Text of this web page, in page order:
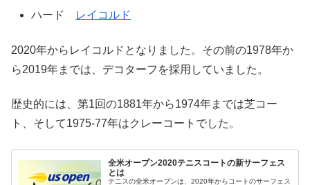
ハード レイコルド
2020年からレイコルドとなりました。その前の1978年か
ら2019年までは、デコターフを採用していました。
歴史的には、第1回の1881年から1974年までは芝コー
ト、そして1975-77年はクレーコートでした。
全米オープン2020テニスコートの新サーフェス
とは
テニスの全米オープンは、2020年からコートのサーフェス